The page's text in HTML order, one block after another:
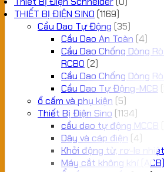
THIẾT BỊ ĐIỆN SINO (1169)
Cầu Dao Tự Động (35)
Cầu Dao An Toàn (4)
Cầu Dao Chống Dòng
RCBO (2)
Cầu Dao Chống Dòng Rò-
Cầu Dao Tự Động-MCB
ổ cấm và phụ kiện (5)
Thiết Bị Điện Sino (1134)
cầu dao tự động MCCB
Dây và cáp điện (4)
Khởi động từ, rơ-le nhiệt
Máy cắt không khí (ACB)